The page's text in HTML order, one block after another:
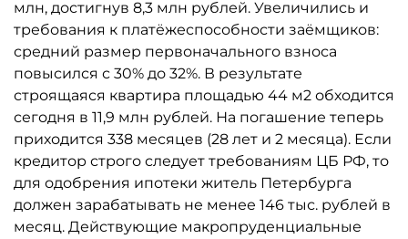
млн, достигнув 8,3 млн рублей. Увеличились и
требования к платёжеспособности заёмщиков:
средний размер первоначального взноса
повысился с 30% до 32%. В результате
строящаяся квартира площадью 44 м2 обходится
сегодня в 11,9 млн рублей. На погашение теперь
приходится 338 месяцев (28 лет и 2 месяца). Если
кредитор строго следует требованиям ЦБ РФ, то
для одобрения ипотеки житель Петербурга
должен зарабатывать не менее 146 тыс. рублей в
месяц. Действующие макропруденциальные